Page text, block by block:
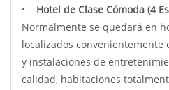
• Hotel de Clase Cómoda (4
Normalmente se quedará en
localizados convenientemente
y instalaciones de
calidad, habitaciones